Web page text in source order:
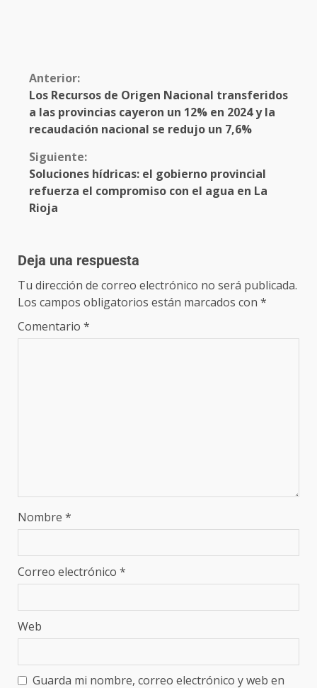
Anterior:
Los Recursos de Origen Nacional transferidos
a las provincias cayeron un 12% en 2024 y la
recaudación nacional se redujo un 7,6%
Siguiente:
Soluciones hídricas: el gobierno provincial
refuerza el compromiso con el agua en La
Rioja
Deja una respuesta
Tu dirección de correo electrónico no será publicada.
Los campos obligatorios están marcados con *
Comentario *
Nombre *
Correo electrónico *
Web
Guarda mi nombre, correo electrónico y web en